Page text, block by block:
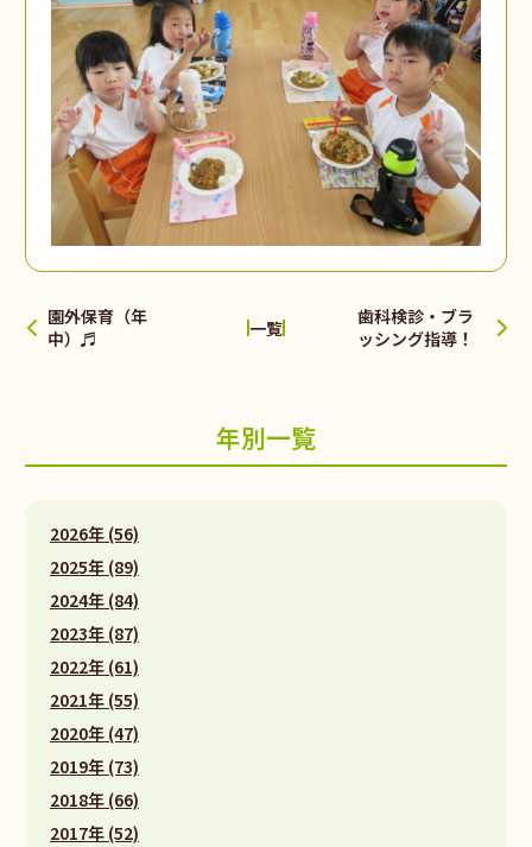
園外保育（年
中）♬
一覧
歯科検診・ブラ
ッシング指導！
年別一覧
2026年 (56)
2025年 (89)
2024年 (84)
2023年 (87)
2022年 (61)
2021年 (55)
2020年 (47)
2019年 (73)
2018年 (66)
2017年 (52)